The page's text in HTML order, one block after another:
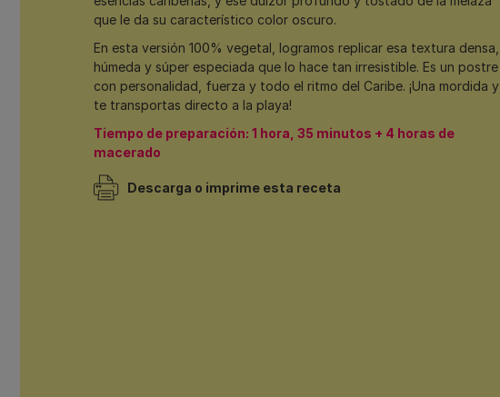
que le da su característico color oscuro.
En esta versión 100% vegetal, logramos replicar esa textura densa,
húmeda y súper especiada que lo hace tan irresistible. Es un postre
con personalidad, fuerza y todo el ritmo del Caribe. ¡Una mordida y
te transportas directo a la playa!
Tiempo de preparación: 1 hora, 35 minutos + 4 horas de
macerado
Descarga o imprime esta receta